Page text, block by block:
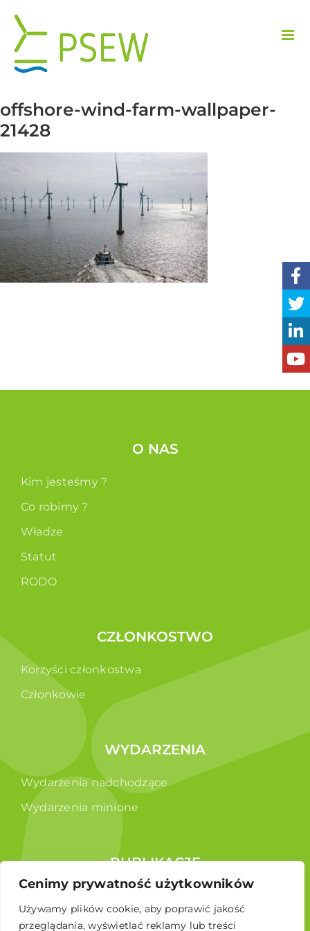
Cenimy prywatność użytkowników
Używamy plików cookie, aby poprawić jakość
przeglądania, wyświetlać reklamy lub treści
zawartości
offshore-wind-farm-wallpaper-
21428
O NAS
Kim jesteśmy ?
Co robimy ?
Władze
Statut
RODO
CZŁONKOSTWO
Korzyści członkostwa
Członkowie
WYDARZENIA
Wydarzenia nadchodzące
Wydarzenia minione
PUBLIKACJE
Raporty
Broszura edukacyjna